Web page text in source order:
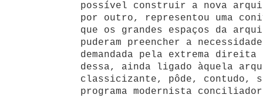
possível construir a nova
por outro, representou uma
que os grandes espaços da
puderam preencher a
demandada pela extrema
dessa, ainda ligado àquela
classicizante, pôde, contudo,
programa modernista